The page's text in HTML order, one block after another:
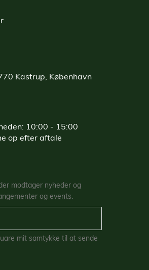
Kastrup, København
10:00 - 15:00
op efter aftale
modtager nyheder og
og events.
mit samtykke til at sende